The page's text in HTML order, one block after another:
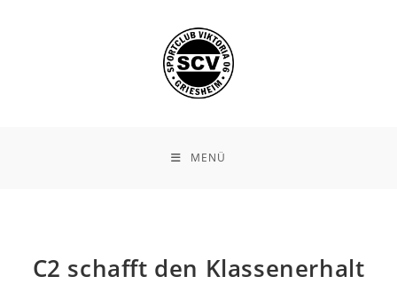
MENÜ
C2 schafft den Klassenerhalt